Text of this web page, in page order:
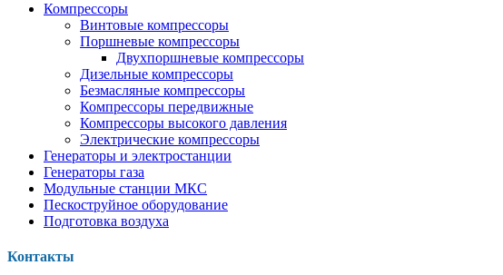
Компрессоры
Винтовые компрессоры
Поршневые компрессоры
Двухпоршневые компрессоры
Дизельные компрессоры
Безмасляные компрессоры
Компрессоры передвижные
Компрессоры высокого давления
Электрические компрессоры
Генераторы и электростанции
Генераторы газа
Модульные станции МКС
Пескоструйное оборудование
Подготовка воздуха
Контакты